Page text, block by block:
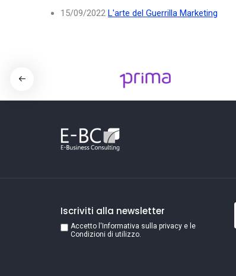
15/09/2022 L'arte del Guerrilla Marketing
Iscriviti alla newsletter
Accetto l'Informativa sulla privacy e le
Condizioni di utilizzo.